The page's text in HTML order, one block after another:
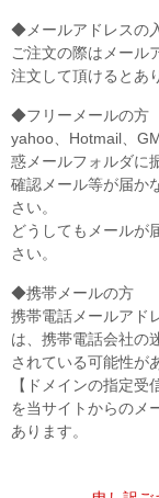
◆メールアドレスの
ご注文の際はメール
注文して頂けるとあ
◆フリーメールの方
yahoo、Hotmail、
惑メールフォルダに
確認メール等が届か
さい。
どうしてもメールが
さい。
◆携帯メールの方
携帯電話メールアド
は、携帯電話会社の
されている可能性が
【ドメインの指定受
を当サイトからのメ
あります。